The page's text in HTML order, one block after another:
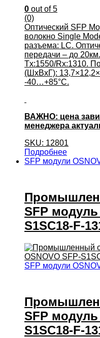
0 out of 5
(0)
Оптический SFP
волокно Single
разъема: LC.
передачи – до
Tx:1550/Rx:1310.
(ШхВхГ):
-40…+85°С.
ВАЖНО: цена
менеджера
SKU: 12801
Подробнее
SFP модули
SFP модуль
S1SC18-F-
SFP модули
SFP модуль
S1SC18-F-